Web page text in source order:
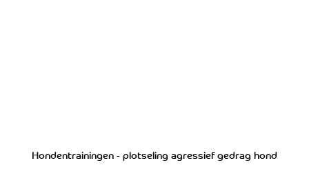
Hondentrainingen - plotseling agressief gedrag hond